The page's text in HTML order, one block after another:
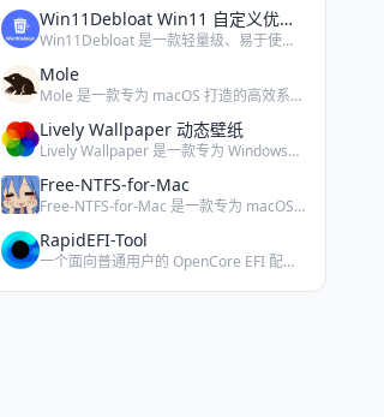
Win11Debloat Win11 自定义优化软件
Win11Debloat 是一款轻量级、易于使用的 Powe…
Mole
Mole 是一款专为 macOS 打造的高效系统维护工具，能…
Lively Wallpaper 动态壁纸
Lively Wallpaper 是一款专为 Windows…
Free-NTFS-for-Mac
Free-NTFS-for-Mac 是一款专为 macOS …
RapidEFI-Tool
一个面向普通用户的 OpenCore EFI 配置、自动生成…